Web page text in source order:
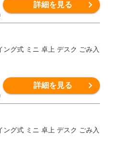
詳細を見る
グ式 ミニ 卓上 デスク ごみ入
詳細を見る
グ式 ミニ 卓上 デスク ごみ入